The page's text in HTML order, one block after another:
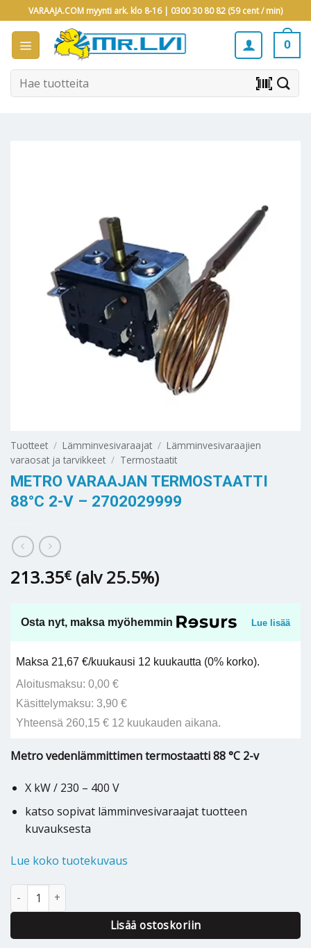
to
content
VARAAJA.COM myynti ark. klo 8-16 | 0300 30 80 82 (59 cent / min)
0
Etsi: barcode_scanner
Tuotteet / Lämminvesivaraajat / Lämminvesivaraajien
varaosat ja tarvikkeet / Termostaatit
METRO VARAAJAN TERMOSTAATTI
88°C 2-V – 2702029999
213.35€ (alv 25.5%)
Osta nyt, maksa myöhemmin Lue lisää
Maksa 21,67 €/kuukausi 12 kuukautta (0% korko).
Aloitusmaksu: 0,00 €
Käsittelymaksu: 3,90 €
Yhteensä 260,15 € 12 kuukauden aikana.
Metro vedenlämmittimen termostaatti 88 °C 2-v
X kW / 230 – 400 V
katso sopivat lämminvesivaraajat tuotteen
kuvauksesta
Lue koko tuotekuvaus
Metro varaajan termostaatti 88°C 2-v - 2702029999 määrä
Lisää ostoskoriin